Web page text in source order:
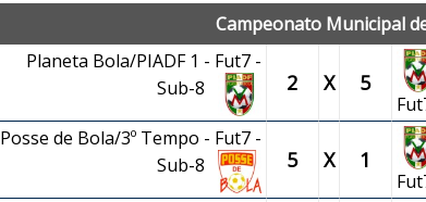
Campeonato Municipal
Planeta Bola/PIADF 1 - Fut7 -
Sub-8
2 X 5
Posse de Bola/3º Tempo - Fut7 -
Sub-8
5 X 1